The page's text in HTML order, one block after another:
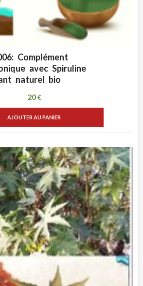
Complément
avec Spiruline
naturel bio
20€
AJOUTER AU PANIER